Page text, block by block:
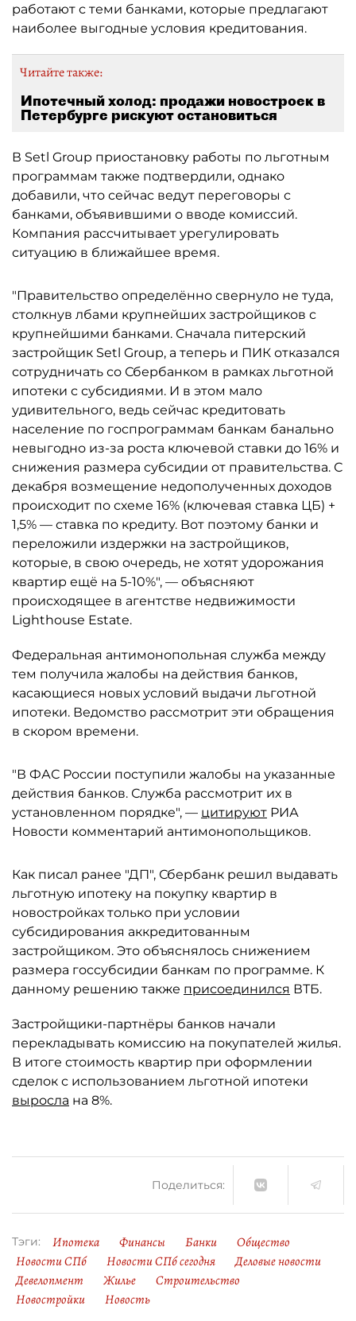
работают с теми банками, которые предлагают
наиболее выгодные условия кредитования.
Читайте также:
Ипотечный холод: продажи новостроек в
Петербурге рискуют остановиться
В Setl Group приостановку работы по льготным
программам также подтвердили, однако
добавили, что сейчас ведут переговоры с
банками, объявившими о вводе комиссий.
Компания рассчитывает урегулировать
ситуацию в ближайшее время.
"Правительство определённо свернуло не туда,
столкнув лбами крупнейших застройщиков с
крупнейшими банками. Сначала питерский
застройщик Setl Group, а теперь и ПИК отказался
сотрудничать со Сбербанком в рамках льготной
ипотеки с субсидиями. И в этом мало
удивительного, ведь сейчас кредитовать
население по госпрограммам банкам банально
невыгодно из-за роста ключевой ставки до 16% и
снижения размера субсидии от правительства. С
декабря возмещение недополученных доходов
происходит по схеме 16% (ключевая ставка ЦБ) +
1,5% — ставка по кредиту. Вот поэтому банки и
переложили издержки на застройщиков,
которые, в свою очередь, не хотят удорожания
квартир ещё на 5-10%", — объясняют
происходящее в агентстве недвижимости
Lighthouse Estate.
Федеральная антимонопольная служба между
тем получила жалобы на действия банков,
касающиеся новых условий выдачи льготной
ипотеки. Ведомство рассмотрит эти обращения
в скором времени.
"В ФАС России поступили жалобы на указанные
действия банков. Служба рассмотрит их в
установленном порядке", — цитируют РИА
Новости комментарий антимонопольщиков.
Как писал ранее "ДП", Сбербанк решил выдавать
льготную ипотеку на покупку квартир в
новостройках только при условии
субсидирования аккредитованным
застройщиком. Это объяснялось снижением
размера госсубсидии банкам по программе. К
данному решению также присоединился ВТБ.
Застройщики-партнёры банков начали
перекладывать комиссию на покупателей жилья.
В итоге стоимость квартир при оформлении
сделок с использованием льготной ипотеки
выросла на 8%.
Поделиться:
Тэги: Ипотека Финансы Банки
Общество
Новости СПб
Новости СПб сегодня
Деловые новости
Девелопмент
Жилье
Строительство
Новостройки
Новость